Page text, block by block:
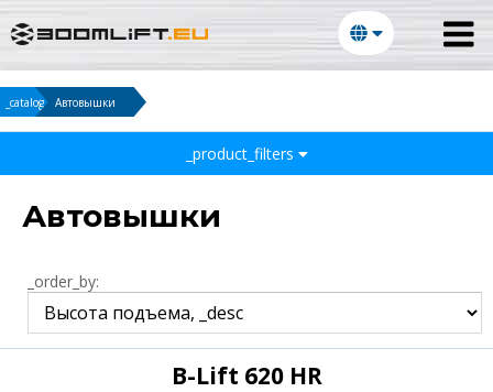
_catalog Автовышки
_product_filters
Автовышки
_order_by:
B-Lift 620 HR